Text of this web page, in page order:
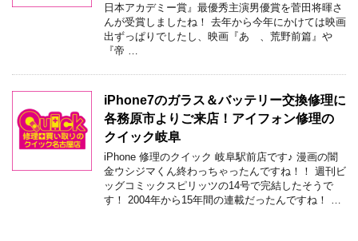
日本アカデミー賞』最優秀主演男優賞を菅田将暉さ
んが受賞しましたね！ 去年から今年にかけては映画
出ずっぱりでしたし、映画『あゝ、荒野前篇』や
『帝 …
iPhone7のガラス＆バッテリー交換修理に
各務原市よりご来店！アイフォン修理の
クイック岐阜
iPhone 修理のクイック 岐阜駅前店です♪ 漫画の闇
金ウシジマくん終わっちゃったんですね！！ 週刊ビ
ッグコミックスピリッツの14号で完結したそうで
す！ 2004年から15年間の連載だったんですね！ …